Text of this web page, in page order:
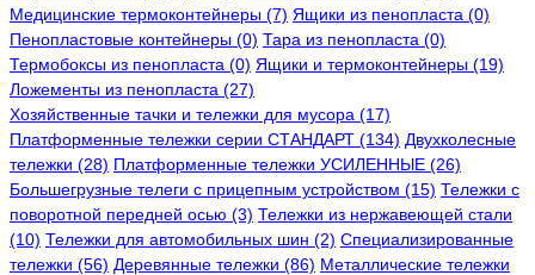
Медицинские термоконтейнеры (7) Ящики из пенопласта (0)
Пенопластовые контейнеры (0) Тара из пенопласта (0)
Термобоксы из пенопласта (0) Ящики и термоконтейнеры (19)
Ложементы из пенопласта (27)
Хозяйственные тачки и тележки для мусора (17)
Платформенные тележки серии СТАНДАРТ (134) Двухколесные
тележки (28) Платформенные тележки УСИЛЕННЫЕ (26)
Большегрузные телеги с прицепным устройством (15) Тележки с
поворотной передней осью (3) Тележки из нержавеющей стали
(10) Тележки для автомобильных шин (2) Специализированные
тележки (56) Деревянные тележки (86) Металлические тележки